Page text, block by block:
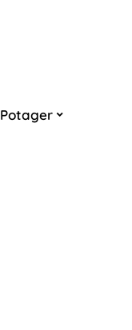
Potager